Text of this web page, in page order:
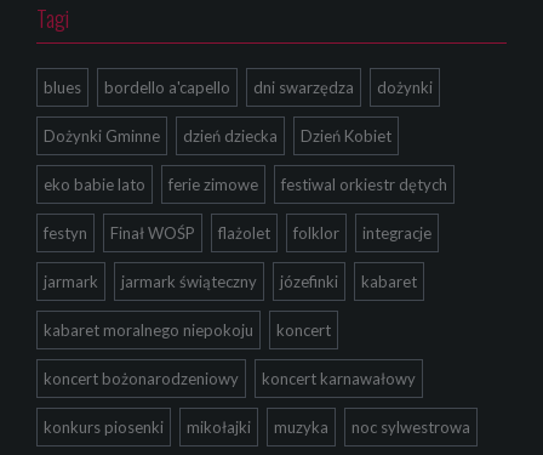
Tagi
blues bordello a'capello dni swarzędza dożynki
Dożynki Gminne dzień dziecka Dzień Kobiet
eko babie lato ferie zimowe festiwal orkiestr dętych
festyn Finał WOŚP flażolet folklor integracje
jarmark jarmark świąteczny józefinki kabaret
kabaret moralnego niepokoju koncert
koncert bożonarodzeniowy koncert karnawałowy
konkurs piosenki mikołajki muzyka noc sylwestrowa